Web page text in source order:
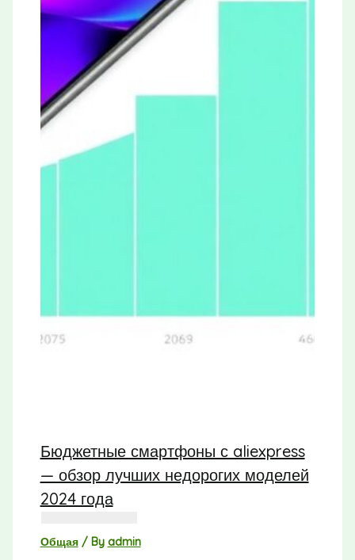
Бюджетные смартфоны с aliexpress
— обзор лучших недорогих моделей
2024 года
Общая/ By admin